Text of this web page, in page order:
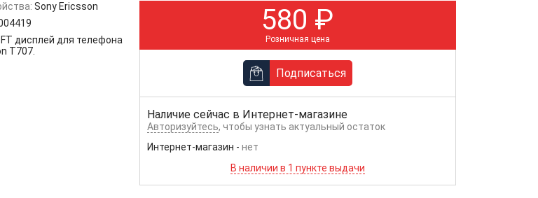
Sony Ericsson
дисплей для телефона
T707.
580 ₽
Розничная цена
Подписаться
Наличие сейчас в Интернет-магазине
Авторизуйтесь, чтобы узнать актуальный остаток
Интернет-магазин - нет
В наличии в 1 пункте выдачи